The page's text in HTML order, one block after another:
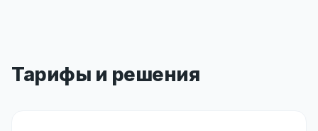
Тарифы и решения